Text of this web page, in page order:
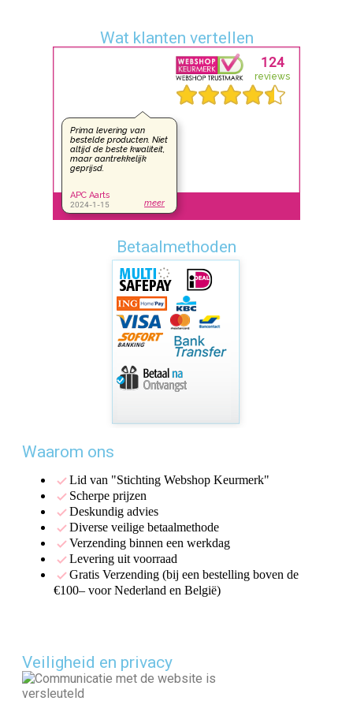
Wat klanten vertellen
Betaalmethoden
Waarom ons
Lid van "Stichting Webshop Keurmerk"
Scherpe prijzen
Deskundig advies
Diverse veilige betaalmethode
Verzending binnen een werkdag
Levering uit voorraad
Gratis Verzending (bij een bestelling boven de
€100– voor Nederland en België)
Veiligheid en privacy